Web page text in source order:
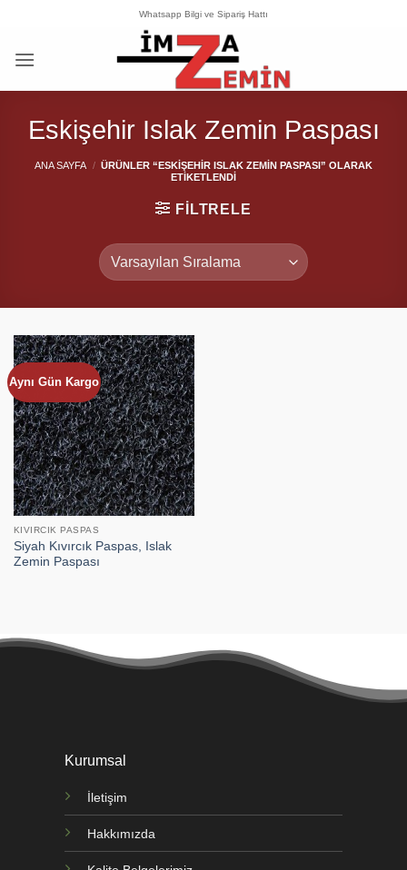
Whatsapp Bilgi ve Sipariş Hattı
Eskişehir Islak Zemin Paspası
ANA SAYFA / ÜRÜNLER “ESKIŞEHIR ISLAK ZEMIN PASPASI” OLARAK
ETIKETLENDI
FILTRELE
Aynı Gün Kargo
KIVIRCIK PASPAS
Siyah Kıvırcık Paspas, Islak
Zemin Paspası
Kurumsal
İletişim
Hakkımızda